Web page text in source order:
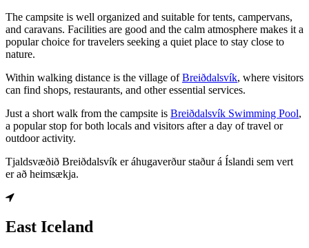
The campsite is well organized and suitable for tents, campervans,
and caravans. Facilities are good and the calm atmosphere makes it a
popular choice for travelers seeking a quiet place to stay close to
nature.
Within walking distance is the village ofBreiðdalsvík, where visitors
can find shops, restaurants, and other essential services.
Just a short walk from the campsite is Breiðdalsvík Swimming Pool,
a popular stop for both locals and visitors after a day of travel or
outdoor activity.
Tjaldsvæðið Breiðdalsvík er áhugaverður staður á Íslandi sem vert
er að heimsækja.
East Iceland